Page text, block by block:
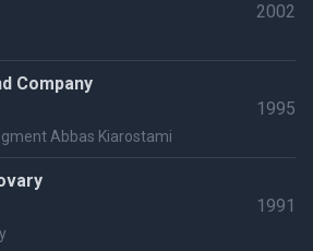
2002
Company
Abbas Kiarostami
1995
1991